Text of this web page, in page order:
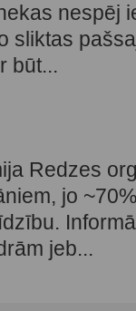
nespēj
sliktas
būt...
Redzes
jo
jeb...